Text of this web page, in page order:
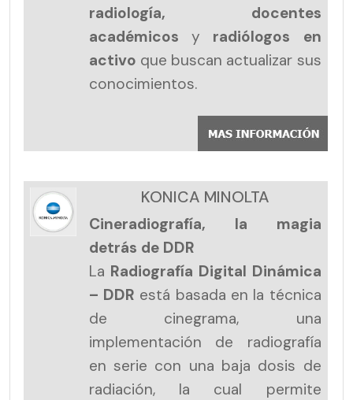
radiología, docentes
académicos y radiólogos en
activo que buscan actualizar sus
conocimientos.
KONICA MINOLTA
Cineradiografía, la magia
detrás de DDR
La Radiografía Digital Dinámica
– DDR está basada en la técnica
de cinegrama, una
implementación de radiografía
en serie con una baja dosis de
radiación, la cual permite